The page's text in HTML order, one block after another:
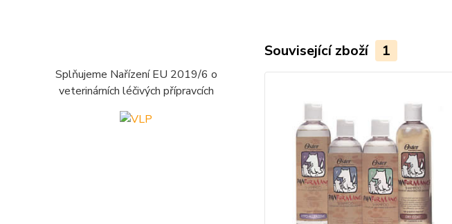
Splňujeme Nařízení EU 2019/6 o
veterinárních léčivých přípravcích
Související zboží 1